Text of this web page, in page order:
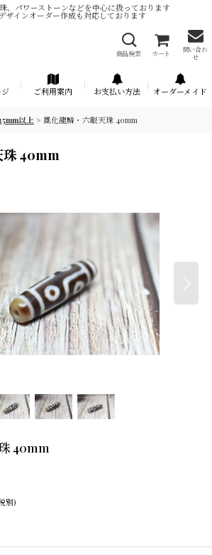
、パワーストーンなどを中心に扱っております
ザインオーダー作成も対応しております
商品検索 カート
問い合わ
せ
ご利用案内 お支払い方法 オーダーメイド
以上 > 風化龍鱗・六眼天珠 40mm
珠 40mm
40mm
別)